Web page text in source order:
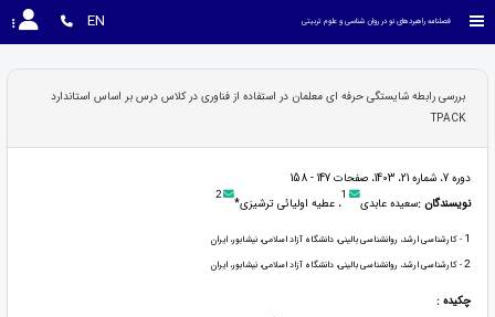
فصلنامه راهبردهای نو در روان شناسی و علوم تربیتی EN
بررسی رابطه شایستگی حرفه ای معلمان در استفاده از فناوری در کلاس درس بر اساس استاندارد
TPACK
دوره 7، شماره 21، 1403، صفحات 147 - 158
نویسندگان :سعیده عابدی 1، عطیه اولیائی ترشیزی* 2
1 - کارشناسی ارشد، روانشناسی بالینی، دانشگاه آزاد اسلامی، نیشابور، ایران
2- کارشناسی ارشد، روانشناسی بالینی، دانشگاه آزاد اسلامی، نیشابور، ایران
چکیده :